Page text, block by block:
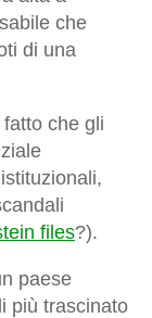
che
di una
che gli
files?).
paese
più trascinato